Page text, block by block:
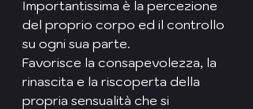
Importantissima è la percezione
del proprio corpo ed il controllo
su ogni sua parte.
Favorisce la consapevolezza, la
rinascita e la riscoperta della
propria sensualità che si